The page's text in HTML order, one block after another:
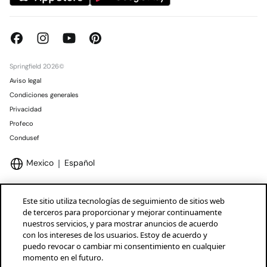
Springfield 2026©
Aviso legal
Condiciones generales
Privacidad
Profeco
Condusef
Mexico Español
Marcas Tendam
Este sitio utiliza tecnologías de seguimiento de sitios web
de terceros para proporcionar y mejorar continuamente
nuestros servicios, y para mostrar anuncios de acuerdo
con los intereses de los usuarios. Estoy de acuerdo y
puedo revocar o cambiar mi consentimiento en cualquier
momento en el futuro.